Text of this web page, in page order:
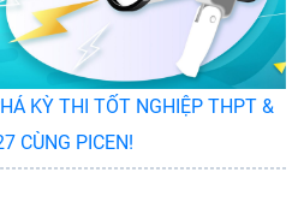
KỲ THI TỐT NGHIỆP THPT &
CÙNG PICEN!